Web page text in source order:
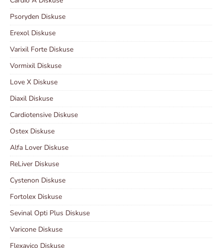
Psoryden Diskuse
Erexol Diskuse
Varixil Forte Diskuse
Vormixil Diskuse
Love X Diskuse
Diaxil Diskuse
Cardiotensive Diskuse
Ostex Diskuse
Alfa Lover Diskuse
ReLiver Diskuse
Cystenon Diskuse
Fortolex Diskuse
Sevinal Opti Plus Diskuse
Varicone Diskuse
Flexavico Diskuse